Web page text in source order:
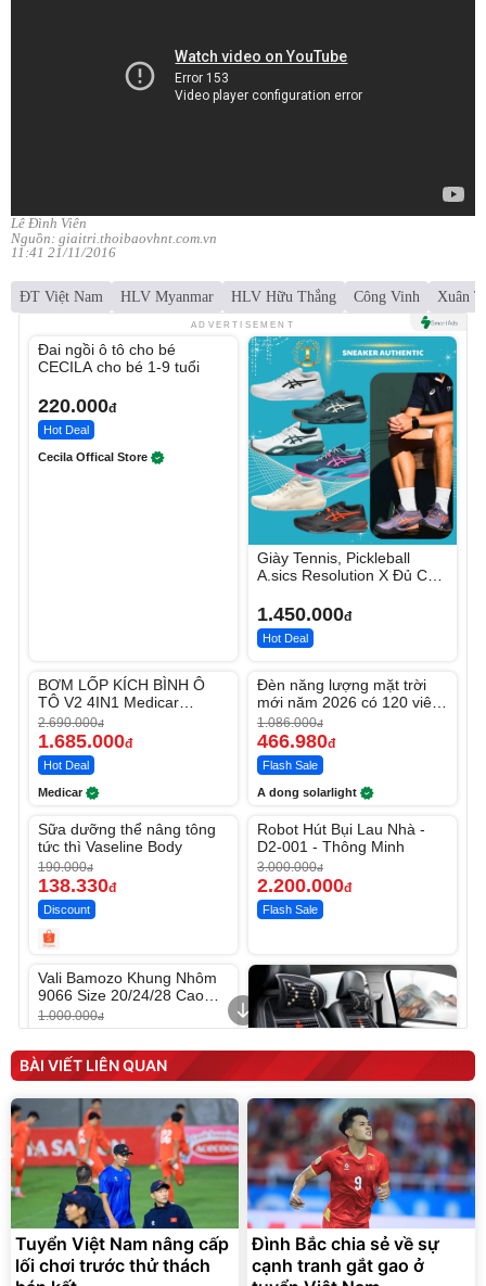
Lê Đình Viên
Nguồn: giaitri.thoibaovhnt.com.vn
11:41 21/11/2016
ĐT Việt Nam HLV Myanmar HLV Hữu Thắng Công Vinh Xuân
ADVERTISEMENT
Đai ngồi ô tô cho bé
CECILA cho bé 1-9 tuổi
220.000đ
Hot Deal
Cecila Offical Store
Giày Tennis, Pickleball
A.sics Resolution X Đủ Các
1.450.000đ
Hot Deal
-37%
BƠM LỐP KÍCH BÌNH Ô
TÔ V2 4IN1 Medicar
12.000mAh
2.690.000đ
1.685.000đ
Hot Deal
Medicar
-56%
Đèn năng lượng mặt trời
mới năm 2026 có 120 viên
LED lớn
1.086.000đ
466.980đ
Flash Sale
A dong solarlight
-27%
Sữa dưỡng thể nâng tông
tức thì Vaseline Body
190.000đ
138.330đ
Discount
-26%
Robot Hút Bụi Lau Nhà -
D2-001 - Thông Minh
3.000.000đ
2.200.000đ
Flash Sale
Vali Bamozo Khung Nhôm
9066 Size 20/24/28 Cao
Cấp
1.000.000đ
825.000
Flash Sale
Lót ghế ôtô, nâng lưng
chống nóng giúp thoải mái
trong di chuyển
295.000 đ
Đã bán nhiều
BÀI VIẾT LIÊN QUAN
Tuyển Việt Nam nâng cấp
lối chơi trước thử thách
Đình Bắc chia sẻ về sự
cạnh tranh gắt gao ở